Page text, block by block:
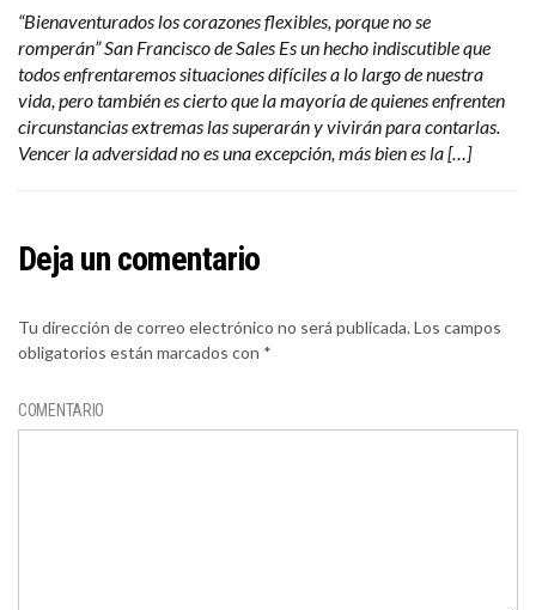
“Bienaventurados los corazones flexibles, porque no se
romperán” San Francisco de Sales Es un hecho indiscutible que
todos enfrentaremos situaciones difíciles a lo largo de nuestra
vida, pero también es cierto que la mayoría de quienes enfrenten
circunstancias extremas las superarán y vivirán para contarlas.
Vencer la adversidad no es una excepción, más bien es la […]
Deja un comentario
Tu dirección de correo electrónico no será publicada.Los campos
obligatorios están marcados con *
COMENTARIO